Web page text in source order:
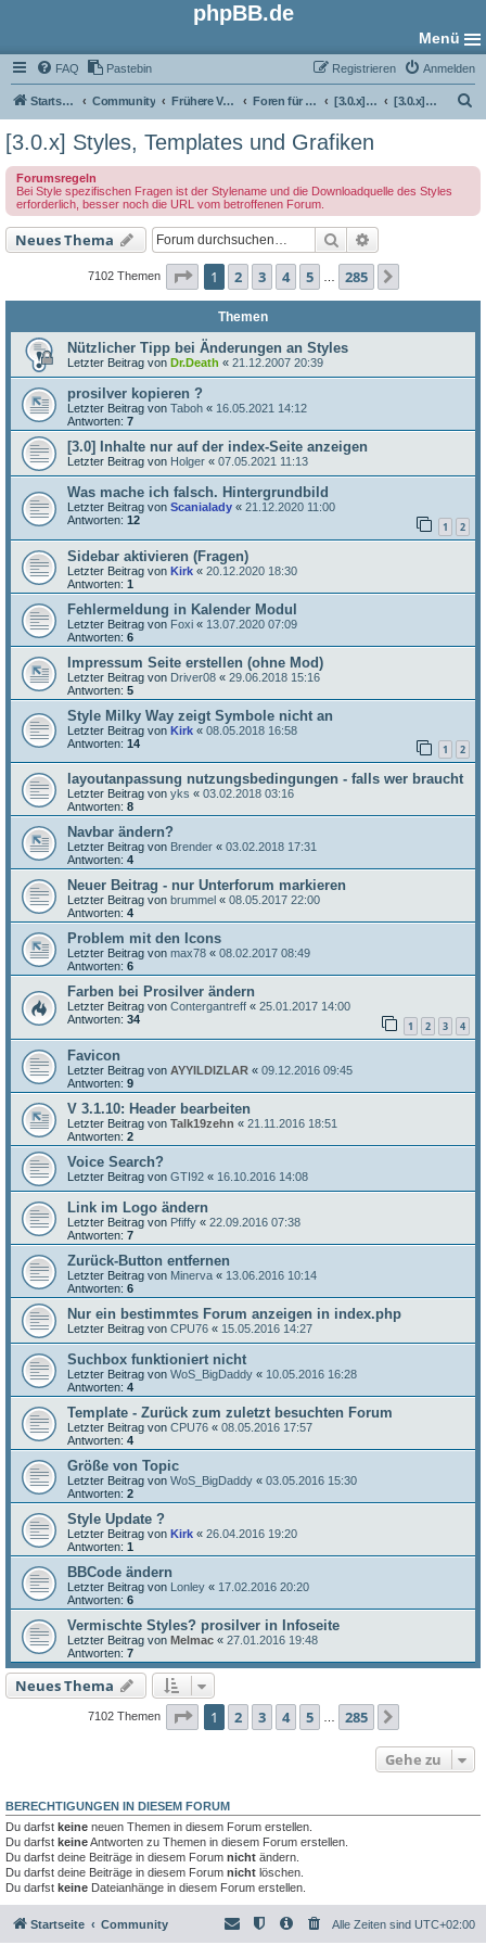
phpBB.de
Menü
FAQ Pastebin Anmelden
Registrieren
Startseite Community Frühere Versionen Foren für phpBB 3.0 [3.0.x] Style-Foren [3.0.x] Styles, Templates und Grafiken
[3.0.x] Styles, Templates und Grafiken
Forumsregeln
Bei Style spezifischen Fragen ist der Stylename und die Downloadquelle des Styles
erforderlich, besser noch die URL vom betroffenen Forum.
Neues Thema Suche
7102 Themen Seite 1von 285
1 2 3 4 5 285
Themen
Nützlicher Tipp bei Änderungen an Styles
Letzter Beitrag von Dr.Death « 21.12.2007 20:39
prosilver kopieren ?
Letzter Beitrag von Taboh « 16.05.2021 14:12
Antworten: 7
[3.0] Inhalte nur auf der index-Seite anzeigen
Letzter Beitrag von Holger « 07.05.2021 11:13
Was mache ich falsch. Hintergrundbild
Letzter Beitrag von Scanialady « 21.12.2020 11:00
Antworten: 12 1 2
Sidebar aktivieren (Fragen)
Letzter Beitrag von Kirk « 20.12.2020 18:30
Antworten: 1
Fehlermeldung in Kalender Modul
Letzter Beitrag von Foxi « 13.07.2020 07:09
Antworten: 6
Impressum Seite erstellen (ohne Mod)
Letzter Beitrag von Driver08 « 29.06.2018 15:16
Antworten: 5
Style Milky Way zeigt Symbole nicht an
Letzter Beitrag von Kirk « 08.05.2018 16:58
Antworten: 14 1 2
layoutanpassung nutzungsbedingungen - falls wer braucht
Letzter Beitrag von yks « 03.02.2018 03:16
Antworten: 8
Navbar ändern?
Letzter Beitrag von Brender « 03.02.2018 17:31
Antworten: 4
Neuer Beitrag - nur Unterforum markieren
Letzter Beitrag von brummel « 08.05.2017 22:00
Antworten: 4
Problem mit den Icons
Letzter Beitrag von max78 « 08.02.2017 08:49
Antworten: 6
Farben bei Prosilver ändern
Letzter Beitrag von Contergantreff « 25.01.2017 14:00
Antworten: 34 1 2 3 4
Favicon
Letzter Beitrag von AYYILDIZLAR « 09.12.2016 09:45
Antworten: 9
V 3.1.10: Header bearbeiten
Letzter Beitrag von Talk19zehn « 21.11.2016 18:51
Antworten: 2
Voice Search?
Letzter Beitrag von GTI92 « 16.10.2016 14:08
Link im Logo ändern
Letzter Beitrag von Pfiffy « 22.09.2016 07:38
Antworten: 7
Zurück-Button entfernen
Letzter Beitrag von Minerva « 13.06.2016 10:14
Antworten: 6
Nur ein bestimmtes Forum anzeigen in index.php
Letzter Beitrag von CPU76 « 15.05.2016 14:27
Suchbox funktioniert nicht
Letzter Beitrag von WoS_BigDaddy « 10.05.2016 16:28
Antworten: 4
Template - Zurück zum zuletzt besuchten Forum
Letzter Beitrag von CPU76 « 08.05.2016 17:57
Antworten: 4
Größe von Topic
Letzter Beitrag von WoS_BigDaddy « 03.05.2016 15:30
Antworten: 2
Style Update ?
Letzter Beitrag von Kirk « 26.04.2016 19:20
Antworten: 1
BBCode ändern
Letzter Beitrag von Lonley « 17.02.2016 20:20
Antworten: 6
Vermischte Styles? prosilver in Infoseite
Letzter Beitrag von Melmac « 27.01.2016 19:48
Antworten: 7
Neues Thema
7102 Themen Seite 1von 285
1 2 3 4 5 285
Gehe zu
BERECHTIGUNGEN IN DIESEM FORUM
Du darfst keine neuen Themen in diesem Forum erstellen.
Du darfst keineAntworten zu Themen in diesem Forum erstellen.
Du darfst deine Beiträge in diesem Forum nicht ändern.
Du darfst deine Beiträge in diesem Forum nicht löschen.
Du darfst keine Dateianhänge in diesem Forum erstellen.
Startseite Community Alle Zeiten sind UTC+02:00